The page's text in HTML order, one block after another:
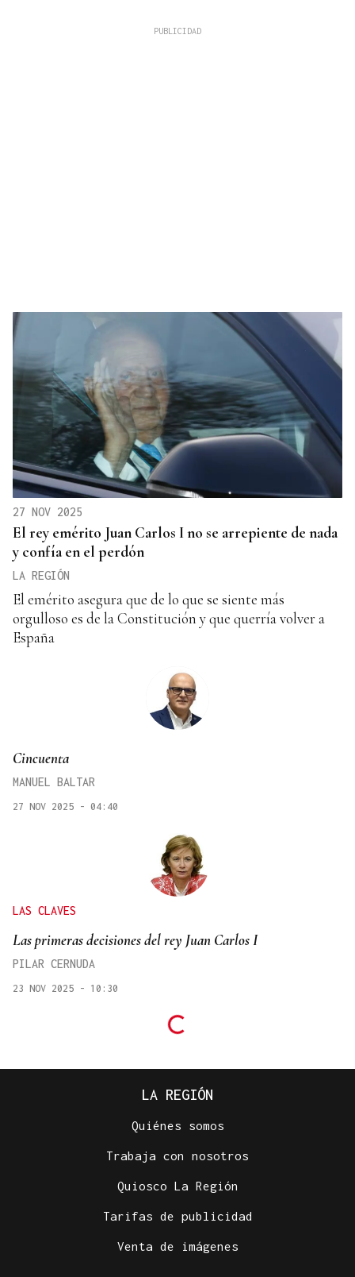
27 NOV 2025
El rey emérito Juan Carlos I no se arrepiente de nada
y confía en el perdón
LA REGIÓN
El emérito asegura que de lo que se siente más
orgulloso es de la Constitución y que querría volver a
España
Cincuenta
MANUEL BALTAR
27 NOV 2025 - 04:40
LAS CLAVES
Las primeras decisiones del rey Juan Carlos I
PILAR CERNUDA
23 NOV 2025 - 10:30
LA REGIÓN
Quiénes somos
Trabaja con nosotros
Quiosco La Región
Tarifas de publicidad
Venta de imágenes